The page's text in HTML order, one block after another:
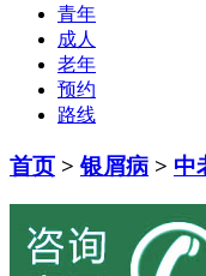
青年
成人
老年
预约
路线
首页 >银屑病 > 中